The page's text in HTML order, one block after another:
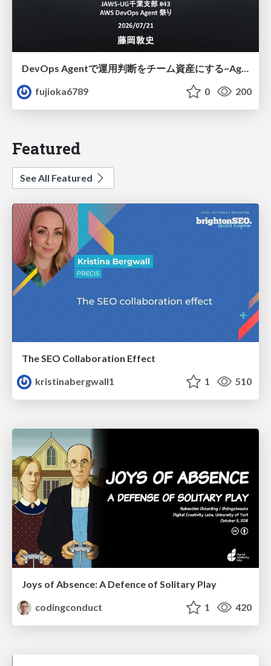
DevOps Agentで運用判断をチーム資産にする ~Agent InstructionsとAgent Skillを継続的に育てる~
fujioka6789
0 200
Featured
See All Featured
The SEO Collaboration Effect
kristinabergwall1
1 510
Joys of Absence: A Defence of Solitary Play
codingconduct
1 420